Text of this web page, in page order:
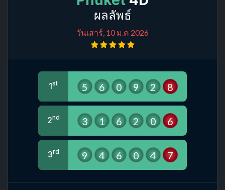
ผลลัพธ์
วันเสาร์, 10 ม.ค 2026
1st 5 6 0 9 2 8
2nd 3 1 6 2 0 6
3rd 9 4 6 0 4 7